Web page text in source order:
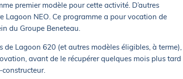
premier modèle pour cette activité. D’autres
Lagoon NEO. Ce programme a pour vocation de
du Groupe Beneteau.
de Lagoon 620 (et autres modèles éligibles, à terme),
avant de le récupérer quelques mois plus tard